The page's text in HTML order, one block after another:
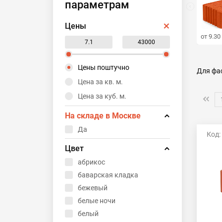
параметрам
Цены
Цены поштучно
Цена за кв. м.
Цена за куб. м.
На складе в Москве
Да
Цвет
абрикос
баварская кладка
бежевый
белые ночи
белый
от
Для
ЛСР